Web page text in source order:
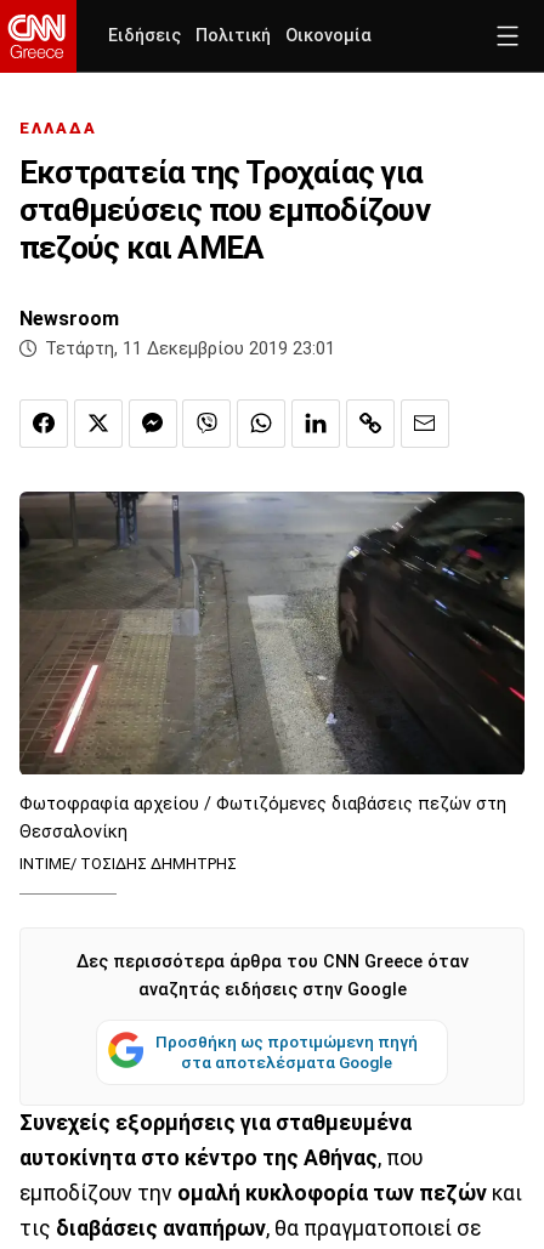
Ειδήσεις Πολιτική Οικονομία
ΕΛΛΑΔΑ
Εκστρατεία της Τροχαίας για
σταθμεύσεις που εμποδίζουν
πεζούς και ΑΜΕΑ
Newsroom
Τετάρτη, 11 Δεκεμβρίου 2019 23:01
Φωτοφραφία αρχείου / Φωτιζόμενες διαβάσεις πεζών στη
Θεσσαλονίκη
ΙΝΤΙΜΕ/ ΤΟΣΙΔΗΣ ΔΗΜΗΤΡΗΣ
Δες περισσότερα άρθρα του CNN Greece όταν
αναζητάς ειδήσεις στην Google
Προσθήκη ως προτιμώμενη πηγή
στα αποτελέσματα Google
Συνεχείς εξορμήσεις για σταθμευμένα
αυτοκίνητα στο κέντρο της Αθήνας, που
εμποδίζουν την ομαλή κυκλοφορία των πεζών και
τις διαβάσεις αναπήρων, θα πραγματοποιεί σε